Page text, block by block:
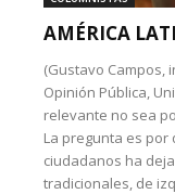
AMÉRICA
(Gustavo Campos,
Opinión Pública,
relevante no sea
La pregunta es
ciudadanos ha
tradicionales, de